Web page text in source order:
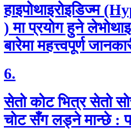
हाइपोथाइरोइडिज्म
) मा प्रयाेग हुने
बारेमा महत्त्वपूर्ण
6.
सेताे काेट भित्र सेताे
चाेट सँग लड्ने मान्छे :